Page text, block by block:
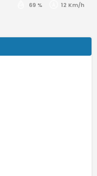
69 % 12 Km/h